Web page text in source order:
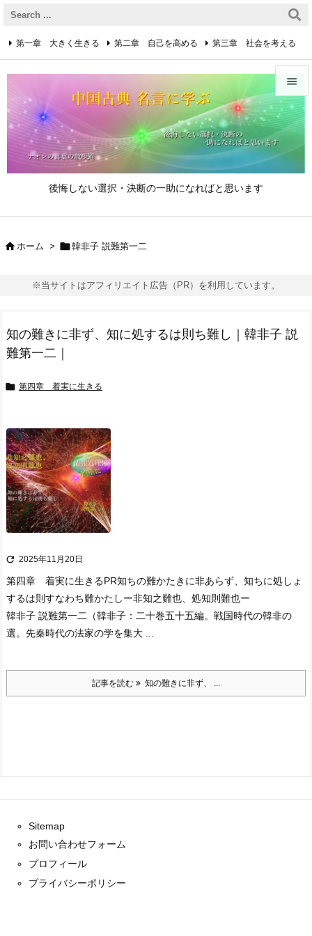
後悔しない選択・決断の一助になればと思います


メニュ

第一章 大きく生きる 第二章 自己を高める 第三章 社会を考える
第四章 着実に生きる 第五章 逆境を乗り越えるための心得
第六章 成功の心得 第七章 人と接するための心得
第八章 リーダーの心得
 ホーム > 韓非子 説難第一二
※当サイトはアフィリエイト広告（PR）を利用しています。
知の難きに非ず、知に処するは則ち難し｜韓非子 説
難第一二｜
 第四章 着実に生きる
 2025年11月20日
第四章 着実に生きるPR知ちの難かたきに非あらず、知ちに処しょ
するは則すなわち難かたしー非知之難也、処知則難也ー
韓非子 説難第一二
（韓非子：二十巻五十五編。戦国時代の韓非の
選。先秦時代の法家の学を集大 ...
記事を読む 知の難きに非ず、 ...
Sitemap
お問い合わせフォーム
プロフィール
プライバシーポリシー